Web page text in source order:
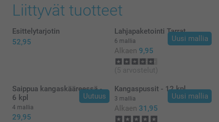
Liittyvät tuotteet
Esittelytarjotin
52,95
Uusi mallia
Lahjapaketointi Tarrat
6 mallia
Alkaen 9,95
(5 arvostelut)
Uutuus
Saippua kangaskääreessä -
6 kpl
4 mallia
29,95
Uusi mallia
Kangaspussit - 12 kpl
3 mallia
Alkaen 31,95